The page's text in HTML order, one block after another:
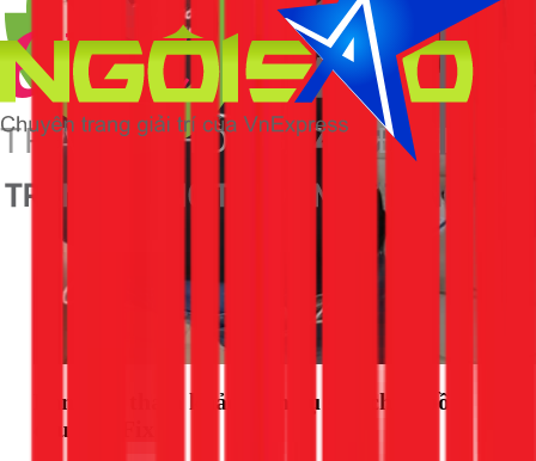
Bảng giá tham khảo dịch vụ sửa chữa bồn
cầu tại 1Fix